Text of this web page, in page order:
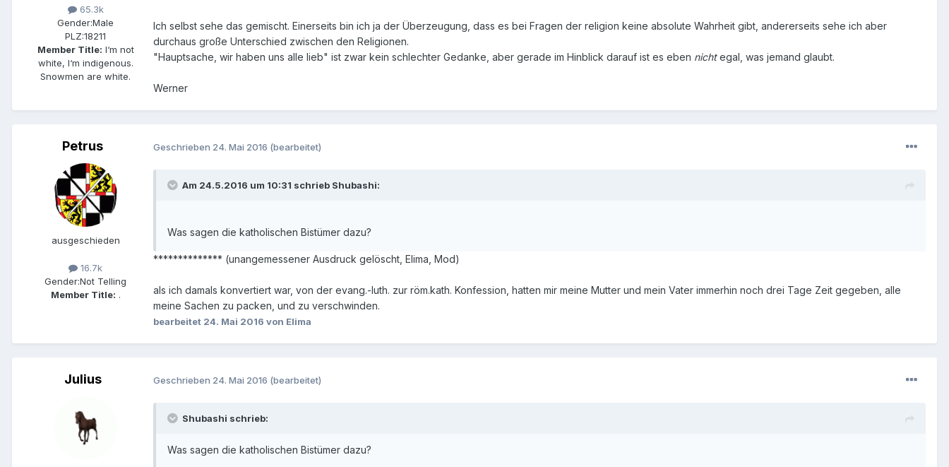
65.3k
Gender:Male
PLZ:18211
Member Title: I‘m not
white, I‘m indigenous.
Snowmen are white.
Ich selbst sehe das gemischt. Einerseits bin ich ja der Überzeugung, dass es bei Fragen der religion keine absolute Wahrheit gibt, andererseits sehe ich aber
durchaus große Unterschied zwischen den Religionen.
"Hauptsache, wir haben uns alle lieb" ist zwar kein schlechter Gedanke, aber gerade im Hinblick darauf ist es eben nichtegal, was jemand glaubt.
Werner
Petrus
ausgeschieden
16.7k
Gender:Not Telling
Member Title: .
Geschrieben 24. Mai 2016 (bearbeitet)
Am 24.5.2016 um 10:31 schrieb Shubashi:
Was sagen die katholischen Bistümer dazu?
************** (unangemessener Ausdruck gelöscht, Elima, Mod)
als ich damals konvertiert war, von der evang.-luth. zur röm.kath. Konfession, hatten mir meine Mutter und mein Vater immerhin noch drei Tage Zeit gegeben, alle
meine Sachen zu packen, und zu verschwinden.
bearbeitet 24. Mai 2016 von Elima
Julius Geschrieben 24. Mai 2016 (bearbeitet)
Shubashi schrieb:
Was sagen die katholischen Bistümer dazu?